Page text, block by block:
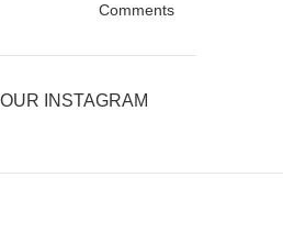
Comments
OUR INSTAGRAM